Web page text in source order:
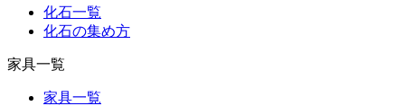
化石一覧
化石の集め方
家具一覧
家具一覧